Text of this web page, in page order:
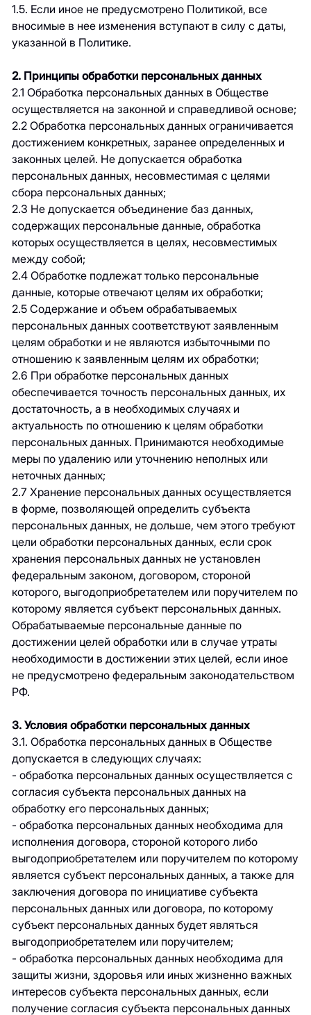
1.5. Если иное не предусмотрено Политикой, все
вносимые в нее изменения вступают в силу с даты,
указанной в Политике.
2. Принципы обработки персональных данных
2.1 Обработка персональных данных в Обществе
осуществляется на законной и справедливой основе;
2.2 Обработка персональных данных ограничивается
достижением конкретных, заранее определенных и
законных целей. Не допускается обработка
персональных данных, несовместимая с целями
сбора персональных данных;
2.3 Не допускается объединение баз данных,
содержащих персональные данные, обработка
которых осуществляется в целях, несовместимых
между собой;
2.4 Обработке подлежат только персональные
данные, которые отвечают целям их обработки;
2.5 Содержание и объем обрабатываемых
персональных данных соответствуют заявленным
целям обработки и не являются избыточными по
отношению к заявленным целям их обработки;
2.6 При обработке персональных данных
обеспечивается точность персональных данных, их
достаточность, а в необходимых случаях и
актуальность по отношению к целям обработки
персональных данных. Принимаются необходимые
меры по удалению или уточнению неполных или
неточных данных;
2.7 Хранение персональных данных осуществляется
в форме, позволяющей определить субъекта
персональных данных, не дольше, чем этого требуют
цели обработки персональных данных, если срок
хранения персональных данных не установлен
федеральным законом, договором, стороной
которого, выгодоприобретателем или поручителем по
которому является субъект персональных данных.
Обрабатываемые персональные данные по
достижении целей обработки или в случае утраты
необходимости в достижении этих целей, если иное
не предусмотрено федеральным законодательством
РФ.
3. Условия обработки персональных данных
3.1. Обработка персональных данных в Обществе
допускается в следующих случаях:
- обработка персональных данных осуществляется с
согласия субъекта персональных данных на
обработку его персональных данных;
- обработка персональных данных необходима для
исполнения договора, стороной которого либо
выгодоприобретателем или поручителем по которому
является субъект персональных данных, а также для
заключения договора по инициативе субъекта
персональных данных или договора, по которому
субъект персональных данных будет являться
выгодоприобретателем или поручителем;
- обработка персональных данных необходима для
защиты жизни, здоровья или иных жизненно важных
интересов субъекта персональных данных, если
получение согласия субъекта персональных данных